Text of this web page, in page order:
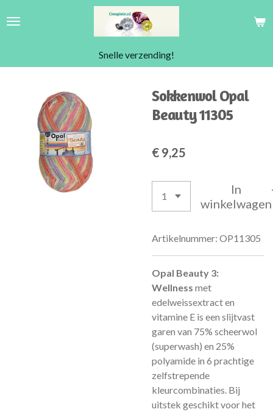
direct
Snelle verzending!
Sokkenwol Opal
Beauty 11305
€ 9,25
In
winkelwagen
Artikelnummer: OP11305
Opal Beauty 3:
Wellness met
edelweissextract en
vitamine E is een slijtvast
garen van 75% scheerwol
(superwash) en 25%
polyamide in 6 prachtige
zelfstrepende
kleurcombinaties. Bij
uitstek geschikt voor het